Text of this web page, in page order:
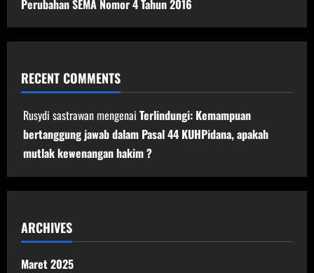
Perubahan SEMA Nomor 4 Tahun 2016
RECENT COMMENTS
Rusydi sastrawanmengenai Terlindungi: Kemampuan
bertanggung jawab dalam Pasal 44 KUHPidana, apakah
mutlak kewenangan hakim ?
ARCHIVES
Maret 2025